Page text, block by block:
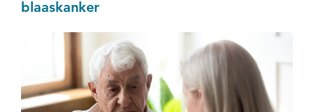
blaaskanker